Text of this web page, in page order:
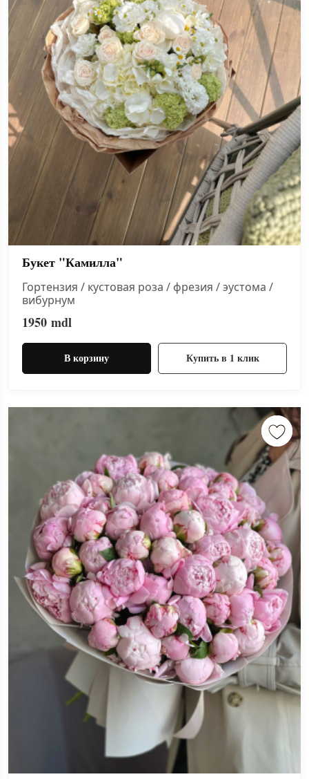
Букет "Камилла"
Гортензия / кустовая роза / фрезия / эустома /
вибурнум
1950 mdl
В корзину Купить в 1 клик